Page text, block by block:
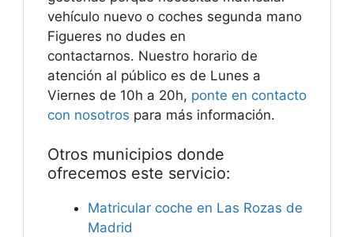
vehículo nuevo o coches segunda mano
Figueres no dudes en
contactarnos. Nuestro horario de
atención al público es de Lunes a
Viernes de 10h a 20h, ponte en contacto
con nosotros para más información.
Otros municipios donde
ofrecemos este servicio:
Matricular coche en Las Rozas de
Madrid